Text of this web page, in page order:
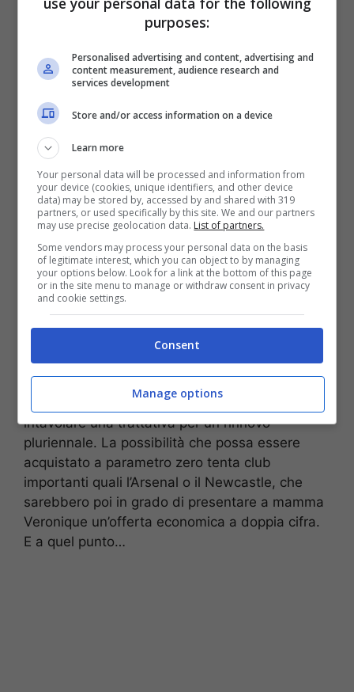
Adrien Rabiot, rischio addio? (Foto ANSA) stopandgoal.net
In queste ore si stanno facendo sempre più
interesse da parte di un paio di club inglesi per
il centrocampista franceseAdrien Rabiot .
Proprio il centrocampista transalpino è il profilo
più a rischio tra i top player bianconeri, dal
momento cheil suo contratto scadrà il 30
giugno 2024.Pertanto la situazione
contrattuale di Rabiot è quella che per prima
Il direttore tecnico bianconero, Cristiano
Giuntoli, si sarebbe già attivato con
Rabiot, madre ed agente del calciatore
intavolare una trattativa per un rinnovo
pluriennale. La possibilità che possa essere
acquistato a parametro zero tenta club
importanti quali l’Arsenal o il Newcastle, che
sarebbero poi in grado di presentare a mamma
Veronique un’offerta economica a doppia cifra.
E a quel punto…
purposes:
Personalised advertising and content, advertising and
content measurement, audience research and
services development
Store and/or access information on a device
Learn more
Your personal data will be processed and information from
your device (cookies, unique identifiers, and other device
data) may be stored by, accessed by and shared with 319
partners, or used specifically by this site. We and our partners
may use precise geolocation data. List of partners.
Some vendors may process your personal data on the basis
of legitimate interest, which you can object to by managing
your options below. Look for a link at the bottom of this page
or in the site menu to manage or withdraw consent in privacy
and cookie settings.
Consent
Manage options